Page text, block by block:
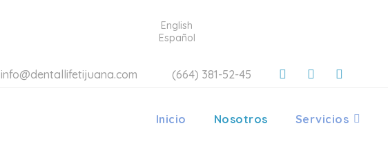
English
Español
info@dentallifetijuana.com (664) 381-52-45
Inicio Nosotros Servicios